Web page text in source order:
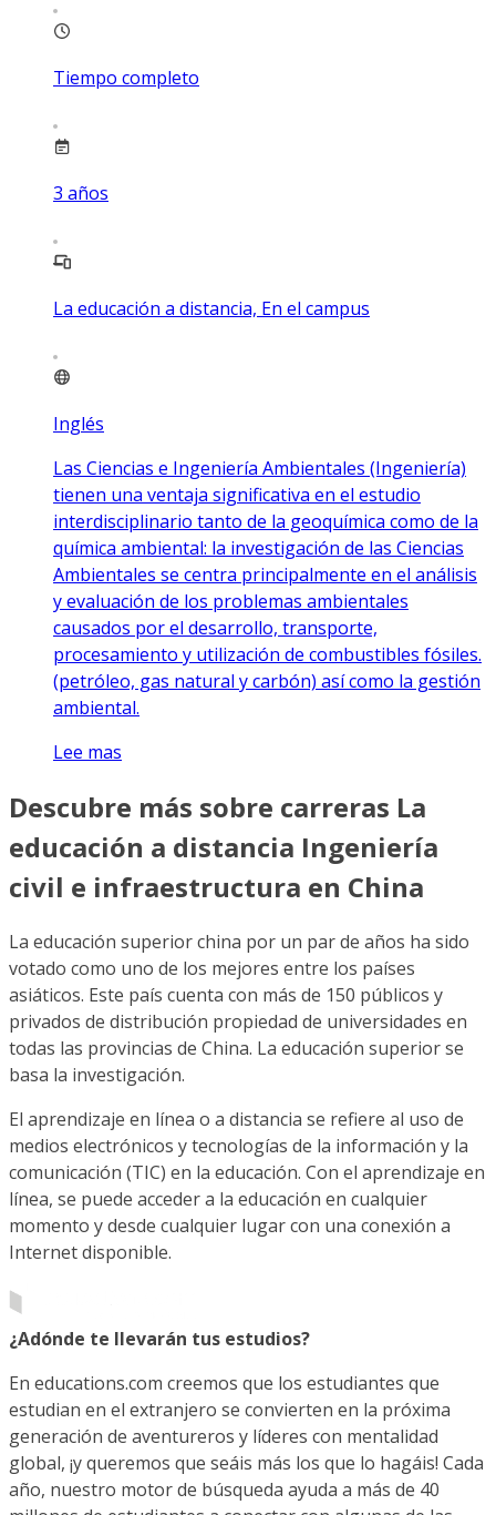
Tiempo completo
3 años
La educación a distancia, En el campus
Inglés
Las Ciencias e Ingeniería Ambientales (Ingeniería)
tienen una ventaja significativa en el estudio
interdisciplinario tanto de la geoquímica como de la
química ambiental: la investigación de las Ciencias
Ambientales se centra principalmente en el análisis
y evaluación de los problemas ambientales
causados por el desarrollo, transporte,
procesamiento y utilización de combustibles fósiles.
(petróleo, gas natural y carbón) así como la gestión
ambiental.
Lee mas
Descubre más sobre carreras La
educación a distancia Ingeniería
civil e infraestructura en China
La educación superior china por un par de años ha sido
votado como uno de los mejores entre los países
asiáticos. Este país cuenta con más de 150 públicos y
privados de distribución propiedad de universidades en
todas las provincias de China. La educación superior se
basa la investigación.
El aprendizaje en línea o a distancia se refiere al uso de
medios electrónicos y tecnologías de la información y la
comunicación (TIC) en la educación. Con el aprendizaje en
línea, se puede acceder a la educación en cualquier
momento y desde cualquier lugar con una conexión a
Internet disponible.
¿Adónde te llevarán tus estudios?
En educations.com creemos que los estudiantes que
estudian en el extranjero se convierten en la próxima
generación de aventureros y líderes con mentalidad
global, ¡y queremos que seáis más los que lo hagáis! Cada
año, nuestro motor de búsqueda ayuda a más de 40